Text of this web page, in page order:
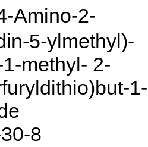
Amino-2-
5-ylmethyl)-
methyl- 2-
1-
8